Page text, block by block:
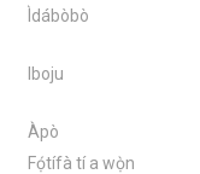
Ìdábòbò
Iboju
Àpò
Fọ́tífà tí a wọ̀n